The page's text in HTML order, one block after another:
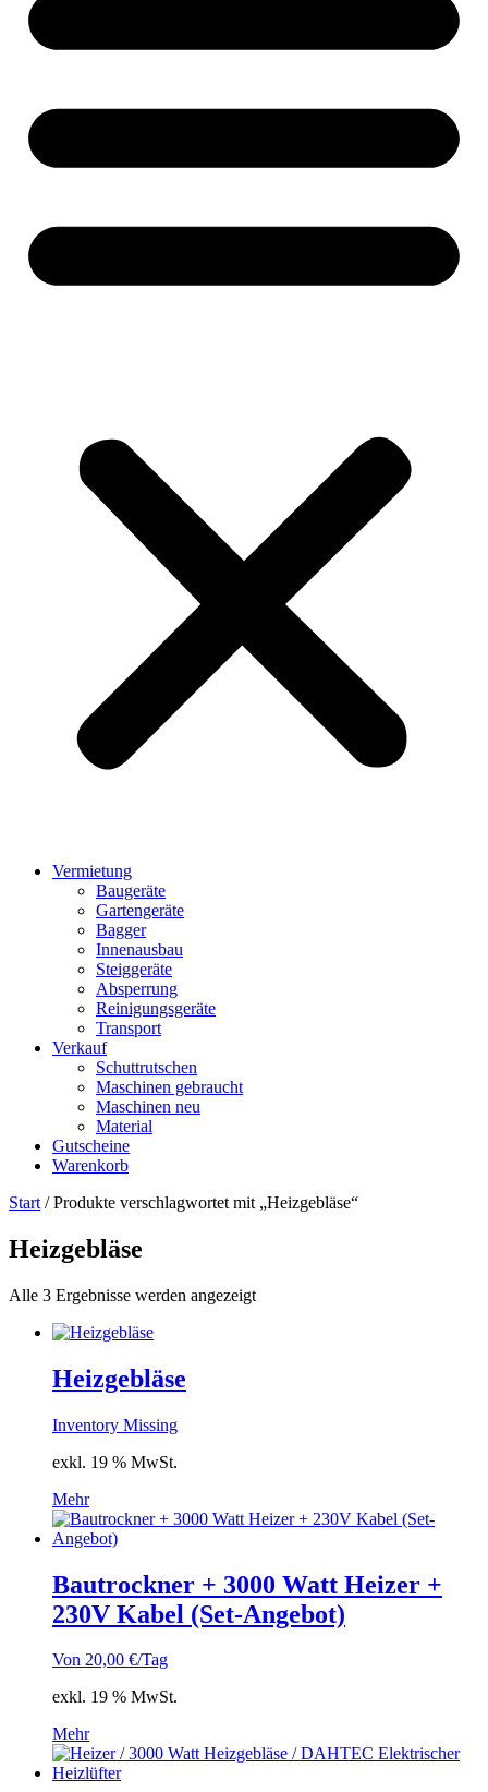
Vermietung
Baugeräte
Gartengeräte
Bagger
Innenausbau
Steiggeräte
Absperrung
Reinigungsgeräte
Transport
Verkauf
Schuttrutschen
Maschinen gebraucht
Maschinen neu
Material
Gutscheine
Warenkorb
Start / Produkte verschlagwortet mit „Heizgebläse“
Heizgebläse
Alle 3 Ergebnisse werden angezeigt
Heizgebläse
Inventory Missing
exkl. 19 % MwSt.
Mehr
Bautrockner + 3000 Watt Heizer +
230V Kabel (Set-Angebot)
Von 20,00 €/Tag
exkl. 19 % MwSt.
Mehr